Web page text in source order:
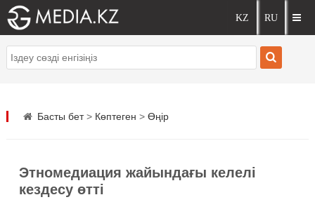
Басты бет> Көптеген > Өңір
Этномедиация жайындағы келелі
кездесу өтті